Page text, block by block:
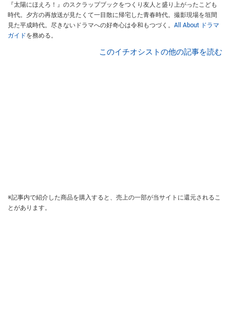
『太陽にほえろ！』のスクラップブックをつくり友人と盛り上がったこども
時代。夕方の再放送が見たくて一目散に帰宅した青春時代。撮影現場を垣間
見た平成時代。尽きないドラマへの好奇心は令和もつづく。 All About ドラマ
ガイドを務める。
このイチオシストの他の記事を読む
※記事内で紹介した商品を購入すると、売上の一部が当サイトに還元されるこ
とがあります。